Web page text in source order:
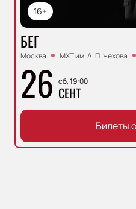
16+
БЕГ
Москва МХТ им. А. П. Чехова
26 сб, 19:00
СЕНТ
Билеты